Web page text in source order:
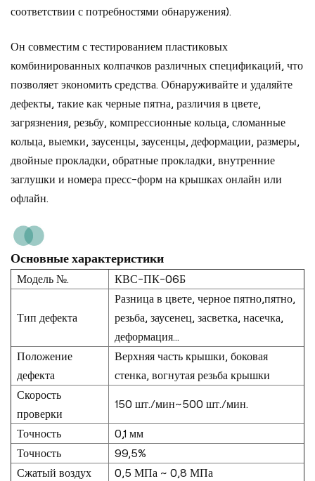
соответствии с потребностями обнаружения).
Он совместим с тестированием пластиковых
комбинированных колпачков различных спецификаций, что
позволяет экономить средства. Обнаруживайте и удаляйте
дефекты, такие как черные пятна, различия в цвете,
загрязнения, резьбу, компрессионные кольца, сломанные
кольца, выемки, заусенцы, заусенцы, деформации, размеры,
двойные прокладки, обратные прокладки, внутренние
заглушки и номера пресс-форм на крышках онлайн или
офлайн.
Основные характеристики
Модель №. КВС-ПК-06Б
Тип дефекта
Разница в цвете, черное пятно,пятно,
резьба, заусенец, засветка, насечка,
деформация...
Положение
дефекта
Верхняя часть крышки, боковая
стенка, вогнутая резьба крышки
Скорость
проверки
150 шт./мин~500 шт./мин.
Точность
0,1 мм
Точность
99,5%
Сжатый воздух
0,5 МПа ~ 0,8 МПа